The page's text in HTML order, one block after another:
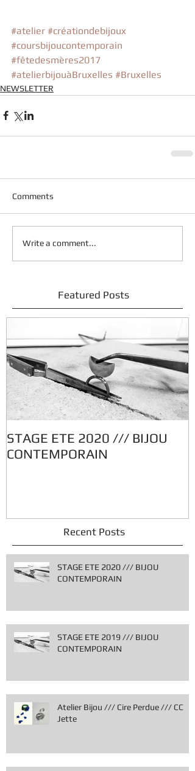
#atelier #créationdebijoux
#coursbijoucontemporain
#fêtedesmères2017
#atelierbijouàBruxelles #Bruxelles
NEWSLETTER
Comments
Write a comment...
Featured Posts
STAGE ETE 2020 /// BIJOU
CONTEMPORAIN
Recent Posts
STAGE ETE 2020 /// BIJOU
CONTEMPORAIN
STAGE ETE 2019 /// BIJOU
CONTEMPORAIN
Atelier Bijou /// Cire Perdue /// CC
Jette